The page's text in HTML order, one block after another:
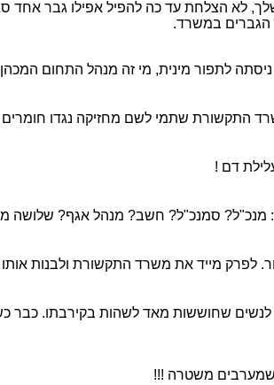
לא הצלחת עד כה להפיל אפילו גבר אחד
הגברים במשרד.
לתפור מינית, מי זה מנהל התחום
התקשורת שתמי לשם מחזיקה נגדו חומרים
דם !
מנכ"ל? סמנכ"ל? חשב? מנהל אגף? שלושה
לפרק מייד את משרד התקשורת ולבנות
שחוששות מאד לשהות בקירבתו. כבר
שמערבים משטרה !!!